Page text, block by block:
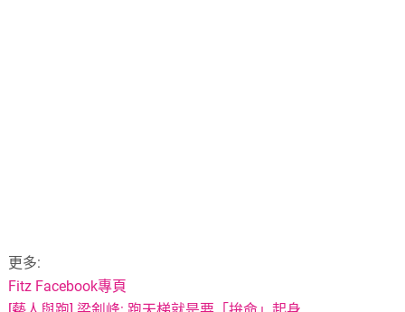
更多:
Fitz Facebook專頁